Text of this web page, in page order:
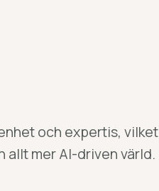
och expertis, vilket
allt mer AI-driven värld.